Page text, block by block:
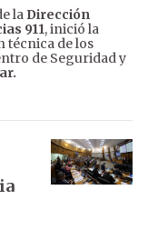
la Dirección
911, inició la
técnica de los
de Seguridad y